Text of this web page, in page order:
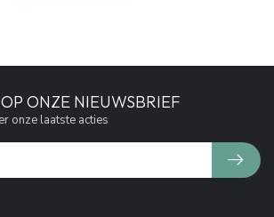
ONZE NIEUWSBRIEF
onze laatste acties